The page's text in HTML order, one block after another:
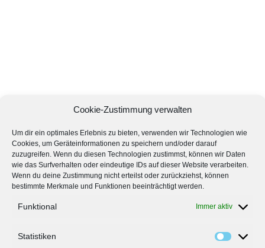
Cookie-Zustimmung verwalten
Um dir ein optimales Erlebnis zu bieten, verwenden wir Technologien wie
Cookies, um Geräteinformationen zu speichern und/oder darauf
zuzugreifen. Wenn du diesen Technologien zustimmst, können wir Daten
wie das Surfverhalten oder eindeutige IDs auf dieser Website verarbeiten.
Wenn du deine Zustimmung nicht erteilst oder zurückziehst, können
bestimmte Merkmale und Funktionen beeinträchtigt werden.
Funktional Immer aktiv
Statistiken